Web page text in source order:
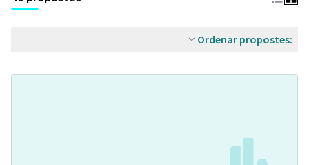
Ordenar propostes: